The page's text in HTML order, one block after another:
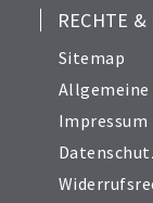
RECHTE &
Sitemap
Allgemeine
Impressum